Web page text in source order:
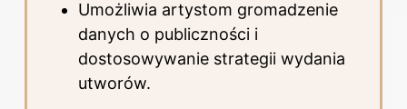
Umożliwia artystom gromadzenie
danych o publiczności i
dostosowywanie strategii wydania
utworów.